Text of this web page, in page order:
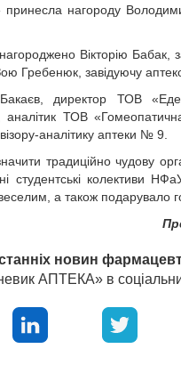
принесла нагороду
Вікторію Бабак,
Гребенюк, завідуючу
директор ТОВ
ТОВ
аналітику аптеки № 9.
традиційно чудову
студентські колективи
а також подарувало
новин
АПТЕКА» в